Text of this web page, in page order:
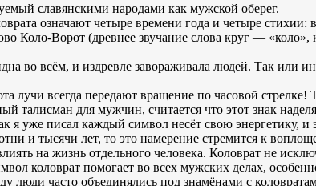
славянскими народами как мужской оберег.
означают четыре времени года и четыре
Коло-Ворот (древнее звучание слова круг —
во всём, и издревле завораживала людей. Так или
лучи всегда передают вращение по часовой
талисман для мужчин, считается что этот знак
я уже писал каждый символ несёт свою энергетику,
и тысячи лет, то это намерение стремится к
на жизнь отдельного человека. Коловрат не
коловрат помогает во всех мужских делах,
люди часто объединялись под знамёнами с